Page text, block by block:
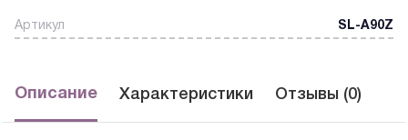
Артикул SL-A90Z
Описание Характеристики Отзывы (0)